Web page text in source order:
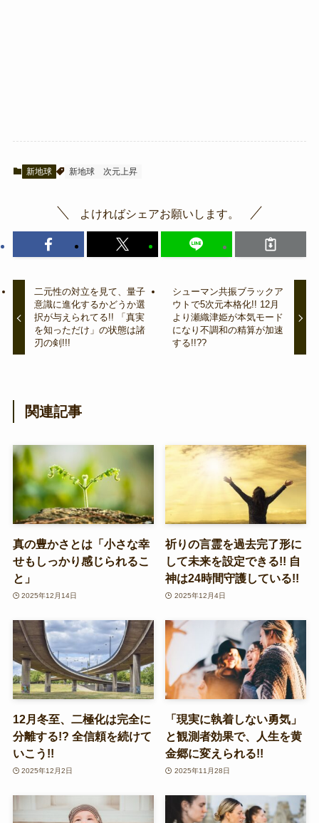
新地球 新地球 次元上昇
よければシェアお願いします。
二元性の対立を見て、量子
意識に進化するかどうか選
択が与えられてる!! 「真実
を知っただけ」の状態は諸
刃の剣!!!
シューマン共振ブラックア
ウトで5次元本格化!! 12月
より瀬織津姫が本気モード
になり不調和の精算が加速
する!!??
関連記事
真の豊かさとは「小さな幸
せもしっかり感じられるこ
と」
2025年12月14日
祈りの言霊を過去完了形に
して未来を設定できる!! 自
神は24時間守護している!!
2025年12月4日
12月冬至、二極化は完全に
分離する!? 全信頼を続けて
いこう!!
2025年12月2日
「現実に執着しない勇気」
と観測者効果で、人生を黄
金郷に変えられる!!
2025年11月28日